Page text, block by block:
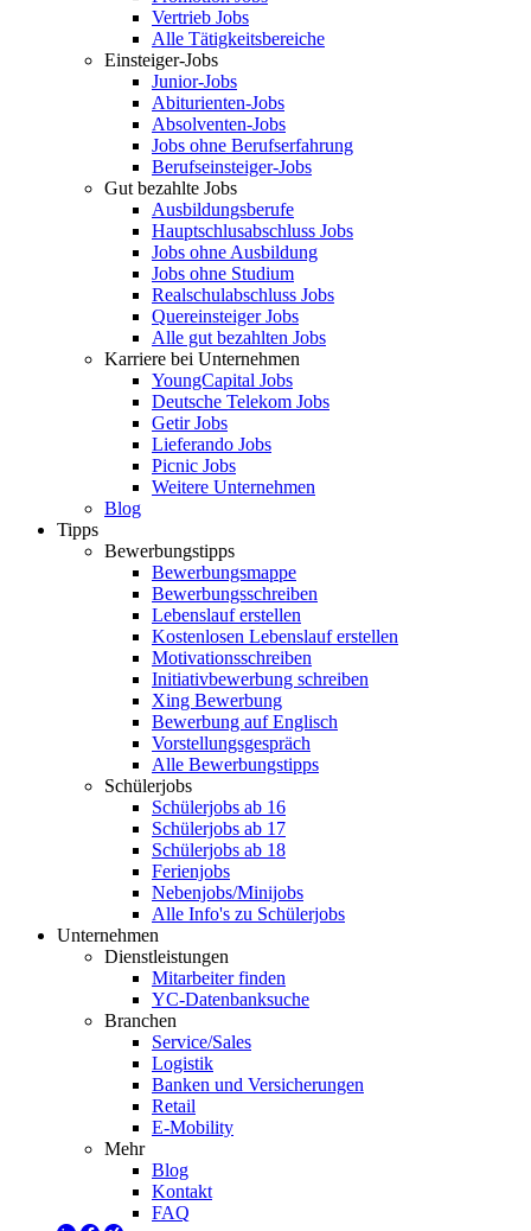
Vertrieb Jobs
Alle Tätigkeitsbereiche
Einsteiger-Jobs
Junior-Jobs
Abiturienten-Jobs
Absolventen-Jobs
Jobs ohne Berufserfahrung
Berufseinsteiger-Jobs
Gut bezahlte Jobs
Ausbildungsberufe
Hauptschlusabschluss Jobs
Jobs ohne Ausbildung
Jobs ohne Studium
Realschulabschluss Jobs
Quereinsteiger Jobs
Alle gut bezahlten Jobs
Karriere bei Unternehmen
YoungCapital Jobs
Deutsche Telekom Jobs
Getir Jobs
Lieferando Jobs
Picnic Jobs
Weitere Unternehmen
Blog
Tipps
Bewerbungstipps
Bewerbungsmappe
Bewerbungsschreiben
Lebenslauf erstellen
Kostenlosen Lebenslauf erstellen
Motivationsschreiben
Initiativbewerbung schreiben
Xing Bewerbung
Bewerbung auf Englisch
Vorstellungsgespräch
Alle Bewerbungstipps
Schülerjobs
Schülerjobs ab 16
Schülerjobs ab 17
Schülerjobs ab 18
Ferienjobs
Nebenjobs/Minijobs
Alle Info's zu Schülerjobs
Unternehmen
Dienstleistungen
Mitarbeiter finden
YC-Datenbanksuche
Branchen
Service/Sales
Logistik
Banken und Versicherungen
Retail
E-Mobility
Mehr
Blog
Kontakt
FAQ